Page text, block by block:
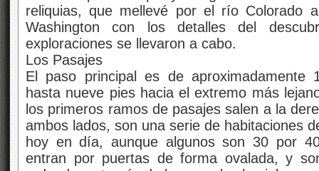
reliquias, que mellevé por el río Colorado
Washington con los detalles del
exploraciones se llevaron a cabo.
Los Pasajes
El paso principal es de aproximadamente
hasta nueve pies hacia el extremo más
los primeros ramos de pasajes salen a la
ambos lados, son una serie de habitaciones
hoy en día, aunque algunos son 30 por
entran por puertas de forma ovalada, y